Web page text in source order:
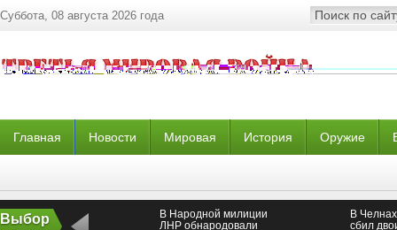
Суббота, 08 августа 2026 года
Главная Новости Мировая История Оружие
Выбор
В Народной милиции
ЛНР обнародовали
В
сбил